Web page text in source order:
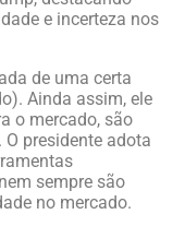
e incerteza nos
de uma certa
Ainda assim, ele
o mercado, são
presidente adota
sempre são
no mercado.